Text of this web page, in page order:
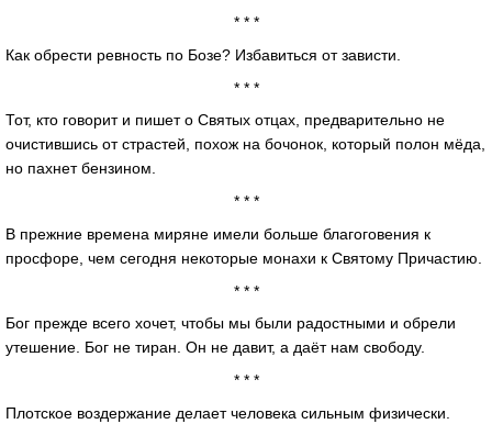
* * *
Как обрести ревность по Бозе? Избавиться от зависти.
* * *
Тот, кто говорит и пишет о Святых отцах, предварительно не
очистившись от страстей, похож на бочонок, который полон мёда,
но пахнет бензином.
* * *
В прежние времена миряне имели больше благоговения к
просфоре, чем сегодня некоторые монахи к Святому Причастию.
* * *
Бог прежде всего хочет, чтобы мы были радостными и обрели
утешение. Бог не тиран. Он не давит, а даёт нам свободу.
* * *
Плотское воздержание делает человека сильным физически.